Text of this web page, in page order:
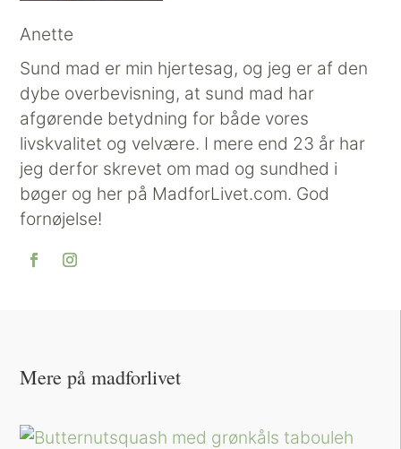
Anette
Sund mad er min hjertesag, og jeg er af den
dybe overbevisning, at sund mad har
afgørende betydning for både vores
livskvalitet og velvære. I mere end 23 år har
jeg derfor skrevet om mad og sundhed i
bøger og her på MadforLivet.com. God
fornøjelse!
Mere på madforlivet